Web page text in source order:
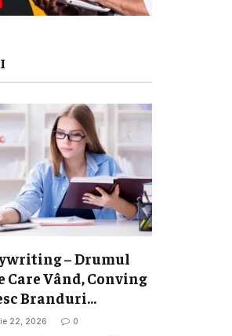
– Drumul
Care Vând, Conving
Branduri
22, 2026 0